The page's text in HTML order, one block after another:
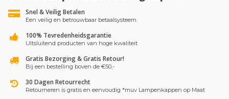
Snel & Veilig Betalen
Een veilig en betrouwbaar betaalsysteem.
100% Tevredenheidsgarantie
UItsluitend producten van hoge kwaliteit
Gratis Bezorging & Gratis Retour!
Bij een bestelling boven de €50,-
30 Dagen Retourrecht
Retourneren is gratis en eenvoudig *muv Lampenkappen op Maat